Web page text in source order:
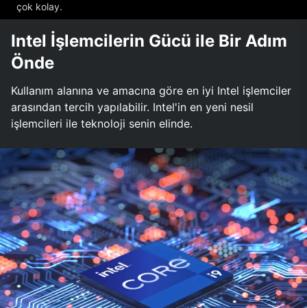
çok kolay.
Intel İşlemcilerin Gücü ile Bir Adım
Önde
Kullanım alanına ve amacına göre en iyi Intel işlemciler
arasından tercih yapılabilir. Intel'in en yeni nesil
işlemcileri ile teknoloji senin elinde.